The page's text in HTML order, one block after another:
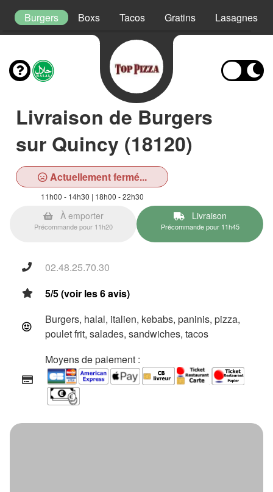
Burgers Boxs Tacos Gratins Lasagnes
Livraison de Burgers
sur Quincy (18120)
Actuellement fermé...
11h00 - 14h30 | 18h00 - 22h30
À emporter
Précommande pour 11h20
Livraison
Précommande pour 11h45
02.48.25.70.30
5/5 (voir les 6 avis)
Burgers, halal, italien, kebabs, paninis, pizza,
poulet frit, salades, sandwiches, tacos
Moyens de paiement :